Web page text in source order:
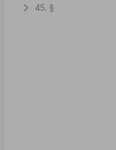
45. §